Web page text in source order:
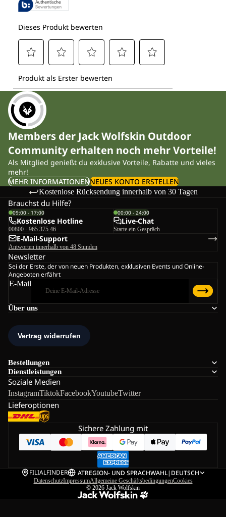
Members der Jack Wolfskin Outdoor
Community erhalten noch mehr Vorteile!
Als Mitglied genießt du exklusive Vorteile, Rabatte und vieles
mehr!
MEHR INFORMATIONENNEUES KONTO ERSTELLEN
Kostenlose Rücksendung innerhalb von 30 Tagen
Über uns
Bestellungen
Dienstleistungen
Soziale Medien
InstagramTiktokFacebookYoutubeTwitter
Lieferoptionen
Brauchst du Hilfe?
09:00 - 17:00
Kostenlose Hotline
00800 - 965 375 46
00:00 - 24:00
Live-Chat
Starte ein Gespräch
E-Mail-Support
Antworten innerhalb von 48 Stunden
Newsletter
Sei der Erste, der von neuen Produkten, exklusiven Events und Online-
Angeboten erfährt
E-Mail
Sichere Zahlung mit
FILIALFINDER ATREGION- UND SPRACHWAHL| DEUTSCH
DatenschutzImpressumAllgemeine GeschäftsbedingungenCookies
© 2026 Jack Wolfskin